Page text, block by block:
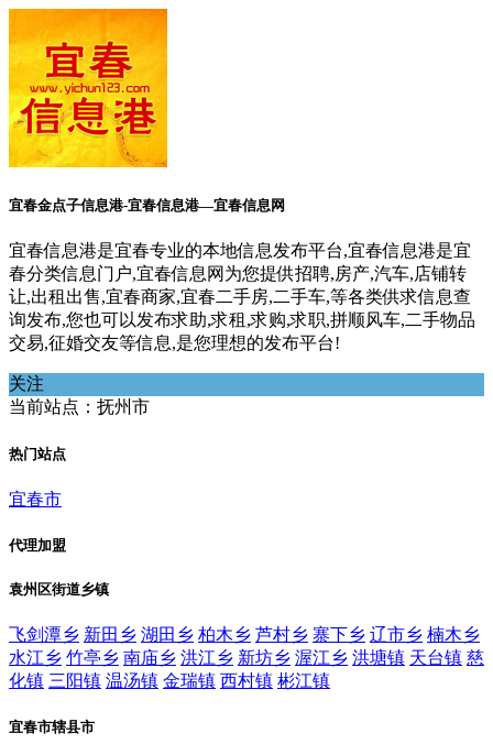
宜春金点子信息港-宜春信息港—宜春信息网
宜春信息港是宜春专业的本地信息发布平台,宜春信息港是宜
春分类信息门户,宜春信息网为您提供招聘,房产,汽车,店铺转
让,出租出售,宜春商家,宜春二手房,二手车,等各类供求信息查
询发布,您也可以发布求助,求租,求购,求职,拼顺风车,二手物品
交易,征婚交友等信息,是您理想的发布平台!
关注
当前站点：抚州市
热门站点
宜春市
代理加盟
袁州区街道乡镇
飞剑潭乡 新田乡 湖田乡 柏木乡 芦村乡 寨下乡 辽市乡 楠木乡
水江乡 竹亭乡 南庙乡 洪江乡 新坊乡 渥江乡 洪塘镇 天台镇 慈
化镇 三阳镇 温汤镇 金瑞镇 西村镇 彬江镇
宜春市辖县市